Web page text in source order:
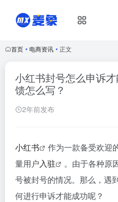
首页 • 电商资讯 • 正文
小红书封号怎么申诉
馈怎么写？
2年前发布
小红书
作为一款备受欢迎
量用户入驻
。由于各种原
号被封号的情况。那么，遇
何进行申诉才能成功呢？